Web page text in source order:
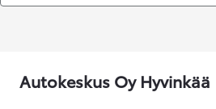
Autokeskus Oy Hyvinkää